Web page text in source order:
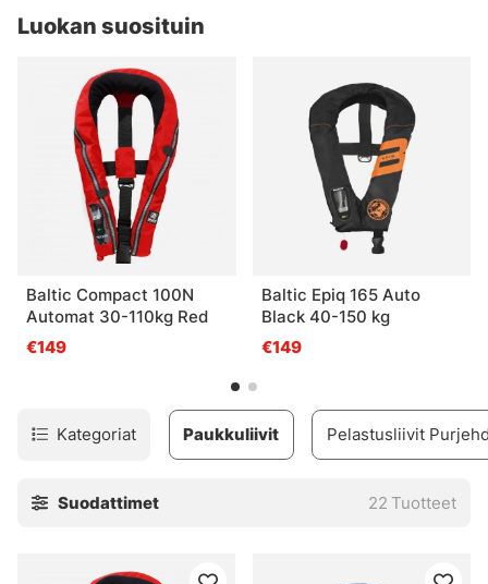
Luokan suosituin
Baltic Compact 100N
Automat 30-110kg Red
€149
Baltic Epiq 165 Auto
Black 40-150 kg
€149
Kategoriat Paukkuliivit Pelastusliivit
Suodattimet 22 Tuotteet